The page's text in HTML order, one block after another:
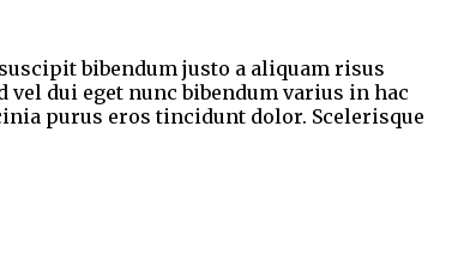
bibendum justo a aliquam risus
dui eget nunc bibendum varius in hac
purus eros tincidunt dolor. Scelerisque